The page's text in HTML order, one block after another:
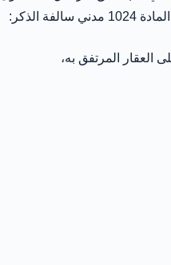
الذكر:
العقار المرتفق به،